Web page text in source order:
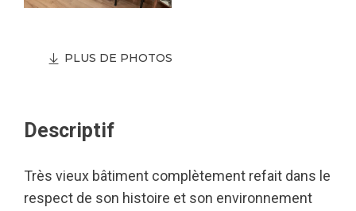
PLUS DE PHOTOS
Descriptif
Très vieux bâtiment complètement refait dans le
respect de son histoire et son environnement